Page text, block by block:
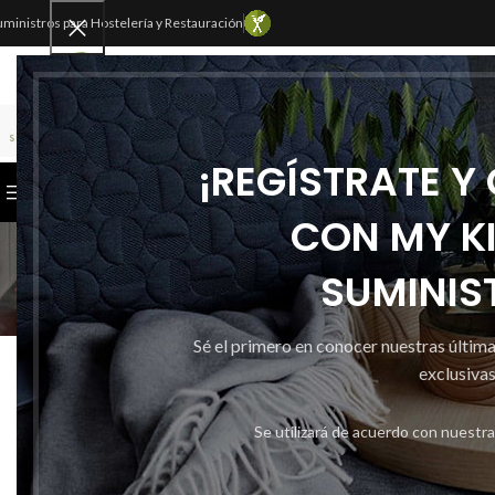
¡REGÍSTRATE
CON MY
Sé el primero en conocer nuestras
Se utilizará de acuerdo con nuestra
para Hostelería y Restauración
SELECCIONAR CATEGORÍA
CATEGORÍAS INICIOTIENDACONTACTAR
Inicio
Publicado por
Activado 28